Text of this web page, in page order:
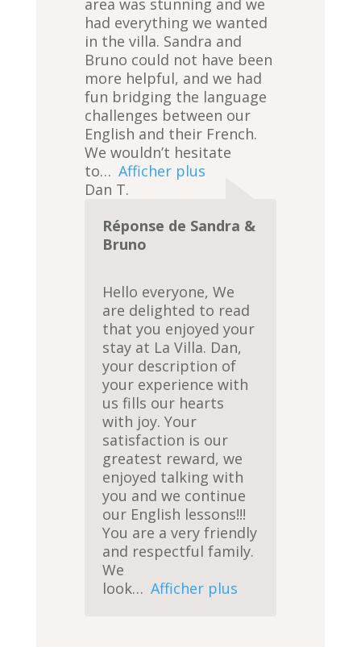
,
0
o
u
t
o
f
5
area was stunning and we
had everything we wanted
in the villa. Sandra and
Bruno could not have been
more helpful, and we had
fun bridging the language
challenges between our
English and their French.
We wouldn’t hesitate
to
Afficher plus
Dan T.
Réponse de Sandra &
Bruno
Hello everyone, We
are delighted to read
that you enjoyed your
stay at La Villa. Dan,
your description of
your experience with
us fills our hearts
with joy. Your
satisfaction is our
greatest reward, we
enjoyed talking with
you and we continue
our English lessons!!!
You are a very friendly
and respectful family.
We
look
Afficher plus